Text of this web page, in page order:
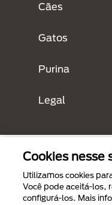
Cães
Gatos
Purina
Legal
Cookies nesse
Utilizamos cookies
Você pode aceitá-los,
configurá-los. Mais